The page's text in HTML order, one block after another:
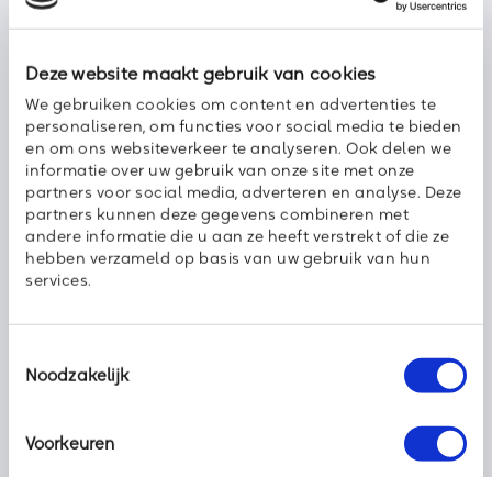
Deze website maakt gebruik van cookies
We gebruiken cookies om content en advertenties te
personaliseren, om functies voor social media te bieden
en om ons websiteverkeer te analyseren. Ook delen we
informatie over uw gebruik van onze site met onze
partners voor social media, adverteren en analyse. Deze
partners kunnen deze gegevens combineren met
andere informatie die u aan ze heeft verstrekt of die ze
hebben verzameld op basis van uw gebruik van hun
services.
Noodzakelijk
Voorkeuren
Back-up van Axoft: meer EASY kunnen we het
niet maken
Bij Axoft denken we graag met je mee als het gaat om het
goed inregelen van een back-up. Dit moet immers
professioneel, veilig en vooralEASYworden opgezet en
beheerd. Neemcontactmet ons op, dan gaan we samen in
gesprek over de mogelijkheden.